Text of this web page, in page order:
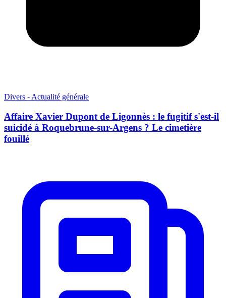
Divers - Actualité générale
Affaire Xavier Dupont de Ligonnès : le fugitif s'est-il
suicidé à Roquebrune-sur-Argens ? Le cimetière
fouillé